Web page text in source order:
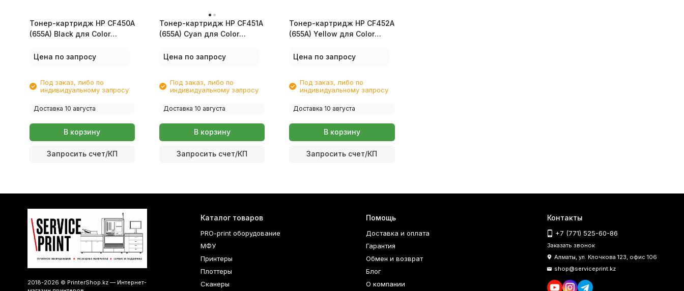
Тонер-картридж HP CF450A
(655A) Black для Color
M652/M653/M681/M682
Цена по запросу
Под заказ, либо по
индивидуальному запросу
Доставка 10 августа
В корзину
Запросить счет/КП
Тонер-картридж HP CF451A
(655A) Cyan для Color
M652/M653/M681/M682
Цена по запросу
Под заказ, либо по
индивидуальному запросу
Доставка 10 августа
В корзину
Запросить счет/КП
Тонер-картридж HP CF452A
(655A) Yellow для Color
M652/M653/M681/M682
Цена по запросу
Под заказ, либо по
индивидуальному запросу
Доставка 10 августа
В корзину
Запросить счет/КП
2018-2026 © PrinterShop.kz — Интернет-
Каталог товаров
PRO-print оборудование
МФУ
Принтеры
Плоттеры
Сканеры
Помощь
Доставка и оплата
Гарантия
Обмен и возврат
Блог
О компании
Контакты
+7 (771) 525-60-86
Заказать звонок
Алматы, ул. Клочкова 123, офис 106
shop@serviceprint.kz